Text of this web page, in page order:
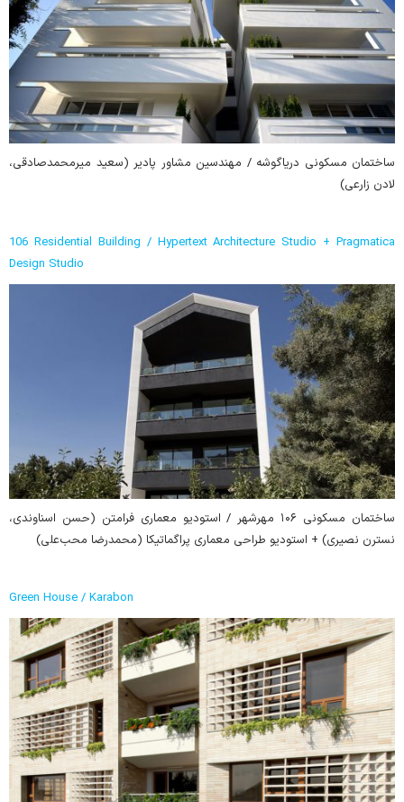
ساختمان مسکونی دریاگوشه / مهندسین مشاور پادیر (سعید میرمحمدصادقی،
لادن زارعی)
106 Residential Building / Hypertext Architecture Studio + Pragmatica
Design Studio
ساختمان مسکونی ۱۰۶ مهرشهر / استودیو معماری فرامتن (حسن اسناوندی،
نسترن نصیری) + استودیو طراحی معماری پراگماتیکا (محمدرضا محب‌علی)
Green House / Karabon